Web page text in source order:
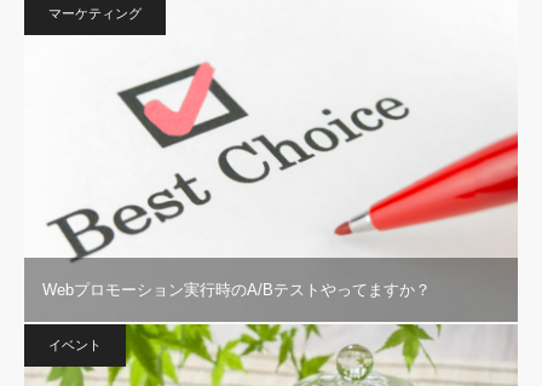
マーケティング
Webプロモーション実行時のA/Bテストやってますか？
イベント